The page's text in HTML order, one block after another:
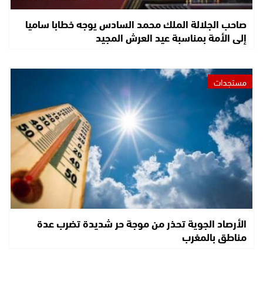
صاحب الجلالة الملك محمد السادس يوجه خطابا ساميا
إلى الأمة بمناسبة عيد العرش المجيد
مستجدات
الأرصاد الجوية تحذر من موجة حر شديدة تضرب عدة
مناطق بالمغرب